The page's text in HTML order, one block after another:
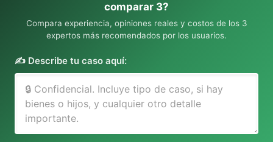
comparar 3?
Compara experiencia, opiniones reales y costos de los 3
expertos más recomendados por los usuarios.
✍️ Describe tu caso aquí: